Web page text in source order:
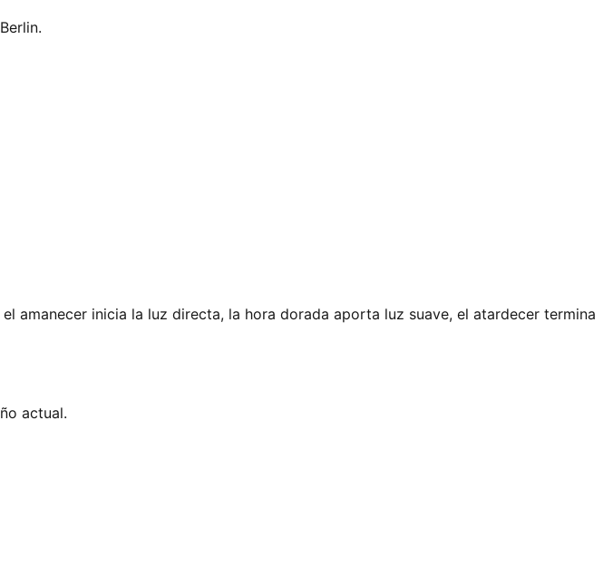
amanecer inicia la luz directa, la hora dorada aporta luz suave, el atardecer termina
actual.